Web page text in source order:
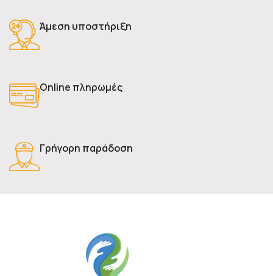
Άμεση υποστήριξη
Online πληρωμές
Γρήγορη παράδοση